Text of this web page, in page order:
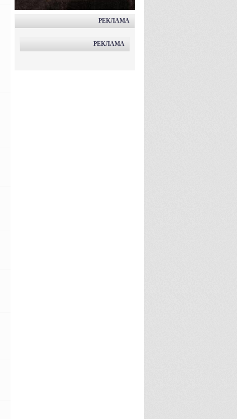
РЕКЛАМА
РЕКЛАМА